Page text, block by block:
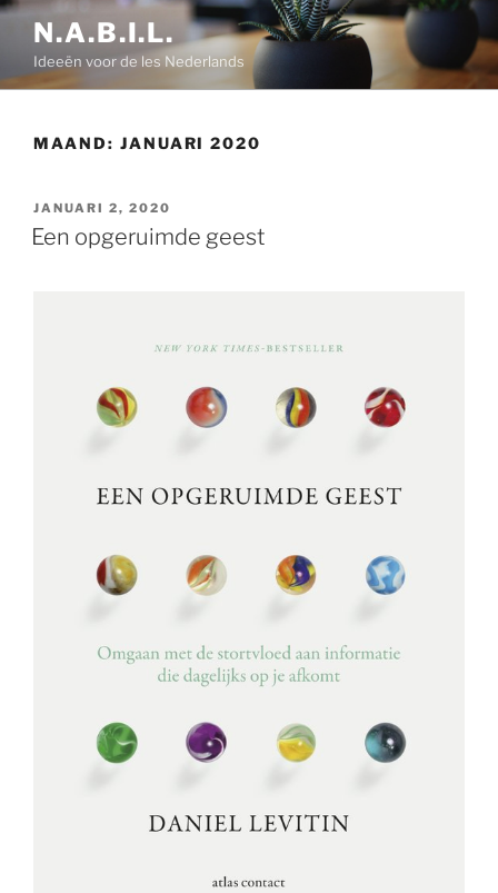
Ga
inhoud
N.A.B.I.L.
Ideeën voor de les Nederlands
MAAND: JANUARI 2020
GEPLAATST
OP
JANUARI 2, 2020
Een opgeruimde geest